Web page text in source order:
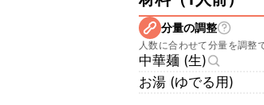
分量の調整
人数に合わせて分量を調整
中華麺 (生)
お湯 (ゆでる用)